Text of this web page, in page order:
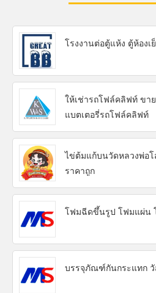
โรงงานต่อตู้แห้ง ตู้ห้องเ
ให้เช่ารถโฟล์คลิฟท์ ขา
แบตเตอรี่รถโฟล์คลิฟท์
ไข่ต้มแก้บนวัดหลวงพ่อ
ราคาถูก
โฟมฉีดขึ้นรูป โฟมแผ่น
บรรจุภัณฑ์กันกระแทก